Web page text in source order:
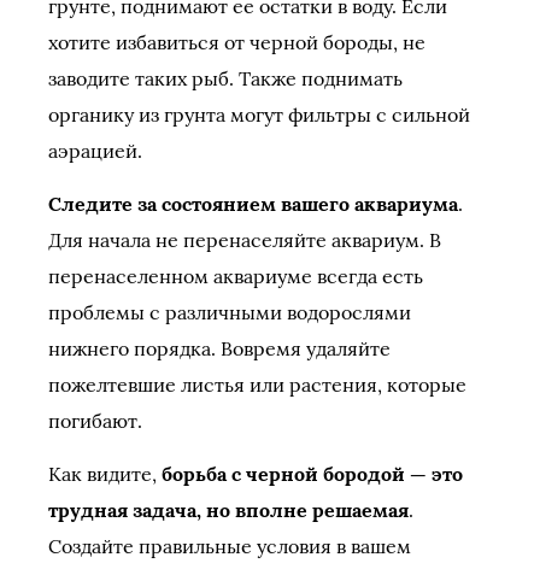
грунте, поднимают ее остатки в воду. Если
хотите избавиться от черной бороды, не
заводите таких рыб. Также поднимать
органику из грунта могут фильтры с сильной
аэрацией.
Следите за состоянием вашего аквариума.
Для начала не перенаселяйте аквариум. В
перенаселенном аквариуме всегда есть
проблемы с различными водорослями
нижнего порядка. Вовремя удаляйте
пожелтевшие листья или растения, которые
погибают.
Как видите, борьба с черной бородой — это
трудная задача, но вполне решаемая.
Создайте правильные условия в вашем